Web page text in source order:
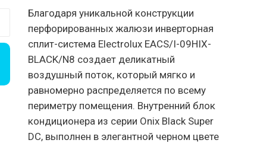
Благодаря уникальной конструкции
перфорированных жалюзи инверторная
сплит-система Electrolux EACS/I-09HIX-
BLACK/N8 создает деликатный
воздушный поток, который мягко и
равномерно распределяется по всему
периметру помещения. Внутренний блок
кондиционера из серии Onix Black Super
DC, выполнен в элегантной черном цвете